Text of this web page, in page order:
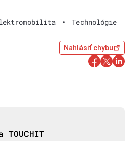
• Technológie
Nahlásiť chybu
TOUCHIT